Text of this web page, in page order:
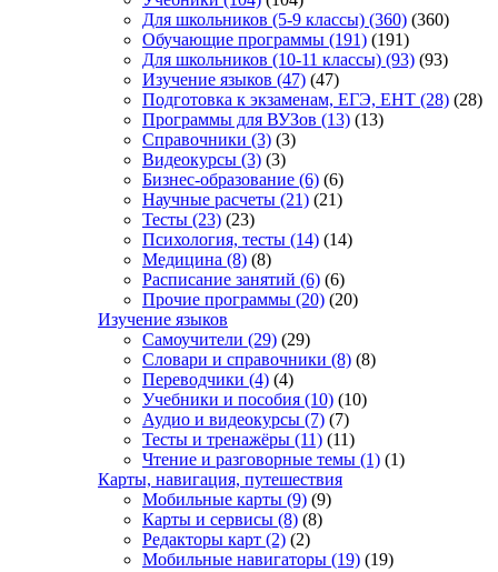
Для школьников (5-9 классы) (360) (360)
Обучающие программы (191) (191)
Для школьников (10-11 классы) (93) (93)
Изучение языков (47) (47)
Подготовка к экзаменам, ЕГЭ, ЕНТ (28) (28)
Программы для ВУЗов (13) (13)
Справочники (3) (3)
Видеокурсы (3) (3)
Бизнес-образование (6) (6)
Научные расчеты (21) (21)
Тесты (23) (23)
Психология, тесты (14) (14)
Медицина (8) (8)
Расписание занятий (6) (6)
Прочие программы (20) (20)
Изучение языков
Самоучители (29) (29)
Словари и справочники (8) (8)
Переводчики (4) (4)
Учебники и пособия (10) (10)
Аудио и видеокурсы (7) (7)
Тесты и тренажёры (11) (11)
Чтение и разговорные темы (1) (1)
Карты, навигация, путешествия
Мобильные карты (9) (9)
Карты и сервисы (8) (8)
Редакторы карт (2) (2)
Мобильные навигаторы (19) (19)